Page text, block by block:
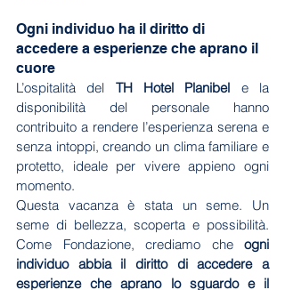
Ogni individuo ha il diritto di
accedere a esperienze che aprano il
cuore
L’ospitalità del TH Hotel Planibel e la
disponibilità del personale hanno
contribuito a rendere l’esperienza serena e
senza intoppi, creando un clima familiare e
protetto, ideale per vivere appieno ogni
momento.
Questa vacanza è stata un seme. Un
seme di bellezza, scoperta e possibilità.
Come Fondazione, crediamo che ogni
individuo abbia il diritto di accedere a
esperienze che aprano lo sguardo e il